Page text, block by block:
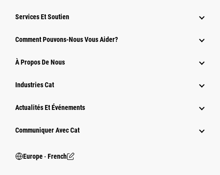
Services Et Soutien
Comment Pouvons-Nous Vous Aider?
À Propos De Nous
Industries Cat
Actualités Et Événements
Communiquer Avec Cat
Europe ‧ French